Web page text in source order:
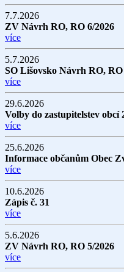
7.7.2026
ZV Návrh RO, RO 6/2026
více
5.7.2026
SO Lišovsko Návrh RO, RO
více
29.6.2026
Volby do zastupitelstev obcí
více
25.6.2026
Informace občanům Obec
více
10.6.2026
Zápis č. 31
více
5.6.2026
ZV Návrh RO, RO 5/2026
více